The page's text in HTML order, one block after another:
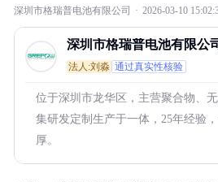
深圳市格瑞普电池有限公司 · 2026-03-10
深圳市格瑞普电池有限公
法人:刘淼 通过真实性核验
位于深圳市龙华区，主营聚合物、
集研发定制生产于一体，25年经验
厚。